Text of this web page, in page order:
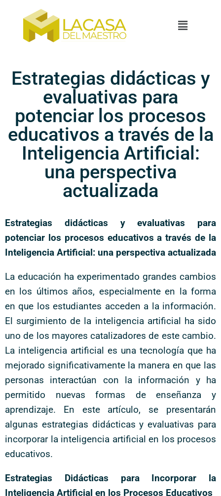
Estrategias didácticas y
evaluativas para
potenciar los procesos
educativos a través de la
Inteligencia Artificial:
una perspectiva
actualizada
Estrategias didácticas y evaluativas para
potenciar los procesos educativos a través de la
Inteligencia Artificial: una perspectiva actualizada
La educación ha experimentado grandes cambios
en los últimos años, especialmente en la forma
en que los estudiantes acceden a la información.
El surgimiento de la inteligencia artificial ha sido
uno de los mayores catalizadores de este cambio.
La inteligencia artificial es una tecnología que ha
mejorado significativamente la manera en que las
personas interactúan con la información y ha
permitido nuevas formas de enseñanza y
aprendizaje. En este artículo, se presentarán
algunas estrategias didácticas y evaluativas para
incorporar la inteligencia artificial en los procesos
educativos.
Estrategias Didácticas para Incorporar la
Inteligencia Artificial en los Procesos Educativos